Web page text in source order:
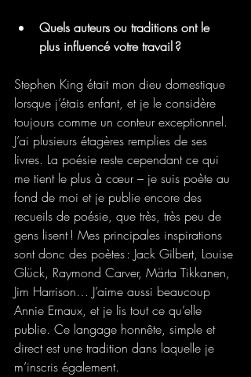
Quels auteurs ou traditions ont le
plus influencé votre travail ?
Stephen King était mon dieu domestique
lorsque j’étais enfant, et je le considère
toujours comme un conteur exceptionnel.
J’ai plusieurs étagères remplies de ses
livres. La poésie reste cependant ce qui
me tient le plus à cœur – je suis poète au
fond de moi et je publie encore des
recueils de poésie, que très, très peu de
gens lisent ! Mes principales inspirations
sont donc des poètes : Jack Gilbert, Louise
Glück, Raymond Carver, Märta Tikkanen,
Jim Harrison… J’aime aussi beaucoup
Annie Ernaux, et je lis tout ce qu’elle
publie. Ce langage honnête, simple et
direct est une tradition dans laquelle je
m’inscris également.